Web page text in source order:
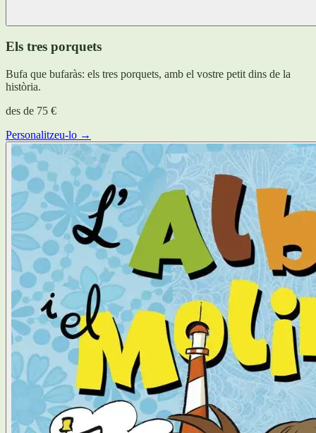
Els tres porquets
Bufa que bufaràs: els tres porquets, amb el vostre petit dins de la
història.
des de 75 €
Personalitzeu-lo →